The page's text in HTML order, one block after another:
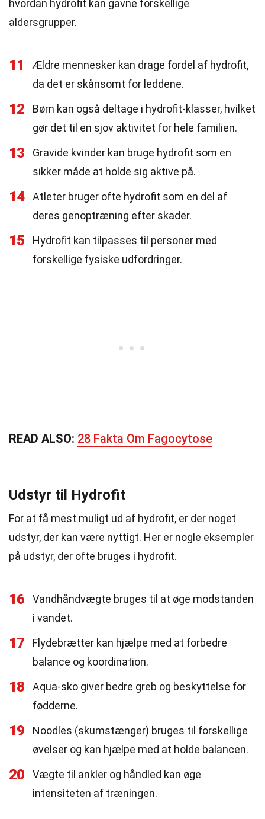
hvordan hydrofit kan gavne forskellige
aldersgrupper.
11
Ældre mennesker kan drage fordel af hydrofit,
da det er skånsomt for leddene.
12
Børn kan også deltage i hydrofit-klasser, hvilket
gør det til en sjov aktivitet for hele familien.
13
Gravide kvinder kan bruge hydrofit som en
sikker måde at holde sig aktive på.
14
Atleter bruger ofte hydrofit som en del af
deres genoptræning efter skader.
15
Hydrofit kan tilpasses til personer med
forskellige fysiske udfordringer.
READ ALSO: 28 Fakta Om Fagocytose
Udstyr til Hydrofit
For at få mest muligt ud af hydrofit, er der noget
udstyr, der kan være nyttigt. Her er nogle eksempler
på udstyr, der ofte bruges i hydrofit.
16
Vandhåndvægte bruges til at øge modstanden
i vandet.
17
Flydebrætter kan hjælpe med at forbedre
balance og koordination.
18
Aqua-sko giver bedre greb og beskyttelse for
fødderne.
19
Noodles (skumstænger) bruges til forskellige
øvelser og kan hjælpe med at holde balancen.
20
Vægte til ankler og håndled kan øge
intensiteten af træningen.